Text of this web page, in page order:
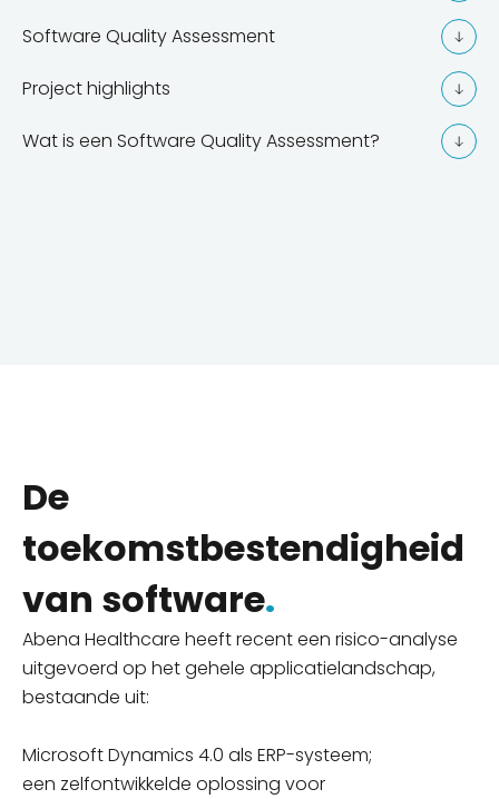
Software Quality Assessment
Project highlights
Wat is een Software Quality Assessment?
De
toekomstbestendigheid
van software.
Abena Healthcare heeft recent een risico-analyse
uitgevoerd op het gehele applicatielandschap,
bestaande uit:
Microsoft Dynamics 4.0 als ERP-systeem;
een zelfontwikkelde oplossing voor